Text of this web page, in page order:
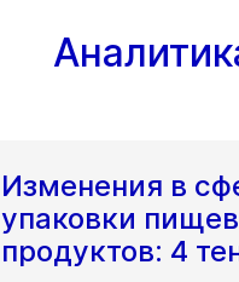
Изменения в
упаковки
продуктов: 4